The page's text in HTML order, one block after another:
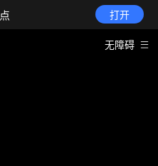
打开
无障碍